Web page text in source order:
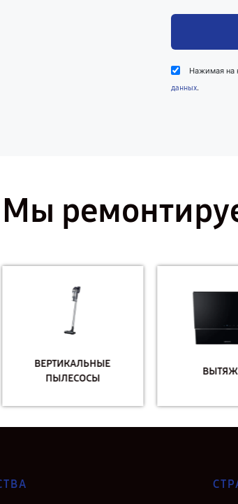
Нажимая на
данных.
Мы
ВЕРТИКАЛЬНЫЕ
ПЫЛЕСОСЫ
ВЫТЯЖКИ